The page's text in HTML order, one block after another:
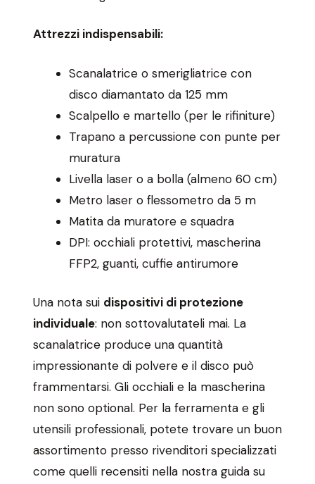
Attrezzi indispensabili:
Scanalatrice o smerigliatrice con
disco diamantato da 125 mm
Scalpello e martello (per le rifiniture)
Trapano a percussione con punte per
muratura
Livella laser o a bolla (almeno 60 cm)
Metro laser o flessometro da 5 m
Matita da muratore e squadra
DPI: occhiali protettivi, mascherina
FFP2, guanti, cuffie antirumore
Una nota sui dispositivi di protezione
individuale: non sottovalutateli mai. La
scanalatrice produce una quantità
impressionante di polvere e il disco può
frammentarsi. Gli occhiali e la mascherina
non sono optional. Per la ferramenta e gli
utensili professionali, potete trovare un buon
assortimento presso rivenditori specializzati
come quelli recensiti nella nostra guida su